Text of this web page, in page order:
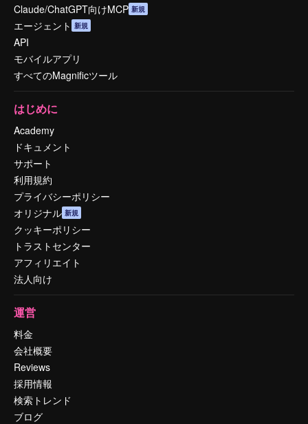
Claude/ChatGPT向けMCP 新規
エージェント 新規
API
モバイルアプリ
すべてのMagnificツール
はじめに
Academy
ドキュメント
サポート
利用規約
プライバシーポリシー
オリジナル 新規
クッキーポリシー
トラストセンター
アフィリエイト
法人向け
運営
料金
会社概要
Reviews
採用情報
検索トレンド
ブログ